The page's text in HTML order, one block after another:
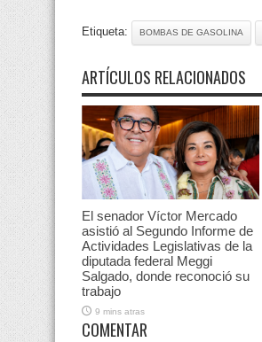
Etiqueta: BOMBAS DE GASOLINA
ARTÍCULOS RELACIONADOS
El senador Víctor Mercado
asistió al Segundo Informe de
Actividades Legislativas de la
diputada federal Meggi
Salgado, donde reconoció su
trabajo
9 mins atras
COMENTAR